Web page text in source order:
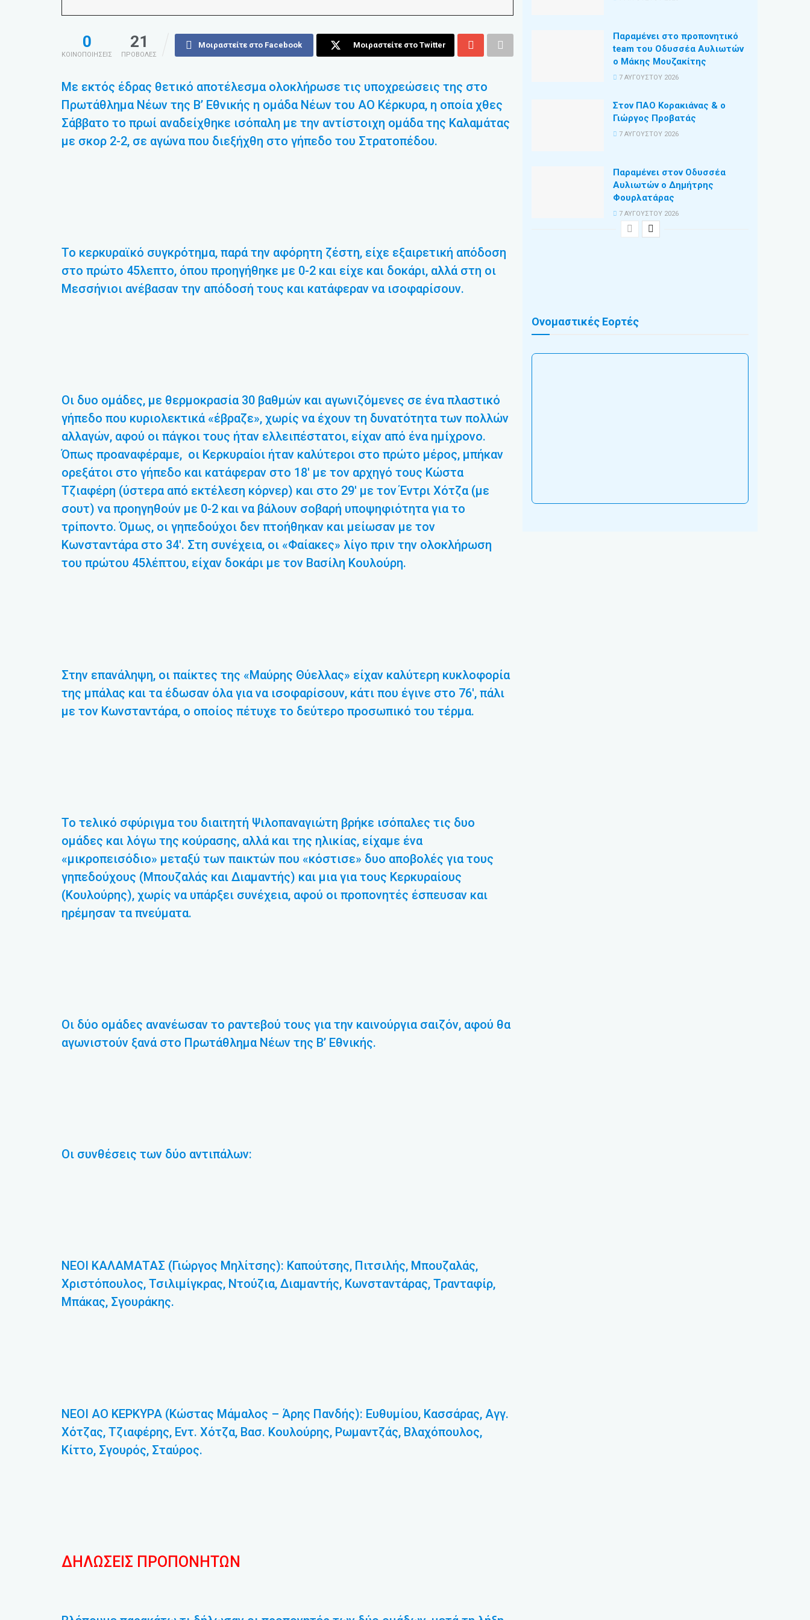
0
ΚΟΙΝΟΠΟΙΗΣΕΙΣ
21
ΠΡΟΒΟΛΕΣ
Μοιραστείτε στο Facebook Μοιραστείτε στο Twitter
Με εκτός έδρας θετικό αποτέλεσμα ολοκλήρωσε τις υποχρεώσεις της στο
Πρωτάθλημα Νέων της Β’ Εθνικής η ομάδα Νέων του ΑΟ Κέρκυρα, η οποία χθες
Σάββατο το πρωί αναδείχθηκε ισόπαλη με την αντίστοιχη ομάδα της Καλαμάτας
με σκορ 2-2, σε αγώνα που διεξήχθη στο γήπεδο του Στρατοπέδου.
Το κερκυραϊκό συγκρότημα, παρά την αφόρητη ζέστη, είχε εξαιρετική απόδοση
στο πρώτο 45λεπτο, όπου προηγήθηκε με 0-2 και είχε και δοκάρι, αλλά στη οι
Μεσσήνιοι ανέβασαν την απόδοσή τους και κατάφεραν να ισοφαρίσουν.
Οι δυο ομάδες, με θερμοκρασία 30 βαθμών και αγωνιζόμενες σε ένα πλαστικό
γήπεδο που κυριολεκτικά «έβραζε», χωρίς να έχουν τη δυνατότητα των πολλών
αλλαγών, αφού οι πάγκοι τους ήταν ελλειπέστατοι, είχαν από ένα ημίχρονο.
Όπως προαναφέραμε, οι Κερκυραίοι ήταν καλύτεροι στο πρώτο μέρος, μπήκαν
ορεξάτοι στο γήπεδο και κατάφεραν στο 18′ με τον αρχηγό τους Κώστα
Τζιαφέρη (ύστερα από εκτέλεση κόρνερ) και στο 29′ με τον Έντρι Χότζα (με
σουτ) να προηγηθούν με 0-2 και να βάλουν σοβαρή υποψηφιότητα για το
τρίποντο. Όμως, οι γηπεδούχοι δεν πτοήθηκαν και μείωσαν με τον
Κωνσταντάρα στο 34′. Στη συνέχεια, οι «Φαίακες» λίγο πριν την ολοκλήρωση
του πρώτου 45λέπτου, είχαν δοκάρι με τον Βασίλη Κουλούρη.
Στην επανάληψη, οι παίκτες της «Μαύρης Θύελλας» είχαν καλύτερη κυκλοφορία
της μπάλας και τα έδωσαν όλα για να ισοφαρίσουν, κάτι που έγινε στο 76′, πάλι
με τον Κωνσταντάρα, ο οποίος πέτυχε το δεύτερο προσωπικό του τέρμα.
Το τελικό σφύριγμα του διαιτητή Ψιλοπαναγιώτη βρήκε ισόπαλες τις δυο
ομάδες και λόγω της κούρασης, αλλά και της ηλικίας, είχαμε ένα
«μικροπεισόδιο» μεταξύ των παικτών που «κόστισε» δυο αποβολές για τους
γηπεδούχους (Μπουζαλάς και Διαμαντής) και μια για τους Κερκυραίους
(Κουλούρης), χωρίς να υπάρξει συνέχεια, αφού οι προπονητές έσπευσαν και
ηρέμησαν τα πνεύματα.
Οι δύο ομάδες ανανέωσαν το ραντεβού τους για την καινούργια σαιζόν, αφού θα
αγωνιστούν ξανά στο Πρωτάθλημα Νέων της Β’ Εθνικής.
Οι συνθέσεις των δύο αντιπάλων:
ΝΕΟΙ ΚΑΛΑΜΑΤΑΣ (Γιώργος Μηλίτσης): Καπούτσης, Πιτσιλής, Μπουζαλάς,
Χριστόπουλος, Τσιλιμίγκρας, Ντούζια, Διαμαντής, Κωνσταντάρας, Τρανταφίρ,
Μπάκας, Σγουράκης.
ΝΕΟΙ ΑΟ ΚΕΡΚΥΡΑ (Κώστας Μάμαλος – Άρης Πανδής): Ευθυμίου, Κασσάρας, Αγγ.
Χότζας, Τζιαφέρης, Εντ. Χότζα, Βασ. Κουλούρης, Ρωμαντζάς, Βλαχόπουλος,
Κίττο, Σγουρός, Σταύρος.
ΔΗΛΩΣΕΙΣ ΠΡΟΠΟΝΗΤΩΝ
Παραμένει στο προπονητικό
team του Οδυσσέα Αυλιωτών
ο Μάκης Μουζακίτης
7 ΑΥΓΟΎΣΤΟΥ 2026
Στον ΠΑΟ Κορακιάνας & ο
Γιώργος Προβατάς
7 ΑΥΓΟΎΣΤΟΥ 2026
Παραμένει στον Οδυσσέα
Αυλιωτών ο Δημήτρης
Φουρλατάρας
7 ΑΥΓΟΎΣΤΟΥ 2026
Ονομαστικές Εορτές